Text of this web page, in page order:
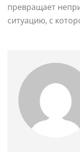
превращает
ситуацию, с